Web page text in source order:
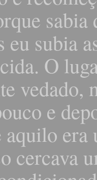
subia
O
vedado,
e
era
cercava